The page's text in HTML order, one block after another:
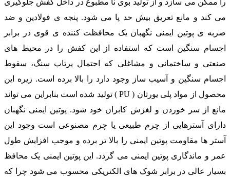
می کند و مانع تعریق بیش حد پا می شود. پنجه ی فولادین و ضد
ضربه ی پوتین ایمنی نگهبان یک محافظت کننده ی قوی در برابر
اجسام سنگین است که استفاده از این کفش را در محیط های
صنعتی و ساختمانی و مشاغلی که احتمال پرتاپ سنگ، سقوط
اجسام سنگین و آسیب ساز وجود دارد را بالا برده است. زیره این
محصول از مواد پلی یورتان ( PU ) تولید شده است بنابراین می تواند
مانع از سر خوردن و لغزش کابران خود شود. پوتین ایمنی نگهبان
دارای آسترهایی از چرم طبیعی یا چرم مصنوعی است وجود این
آستر ها مقاومت پوتین ایمنی را بالا تر برده و موجب افزایش طول
عمر و ماندگاری پوتین ایمنی می گردد. این پوتین ایمنی یک محافظ
بسیار عالی در برابر شوک های الکتریکی محسوب می شود چرا که